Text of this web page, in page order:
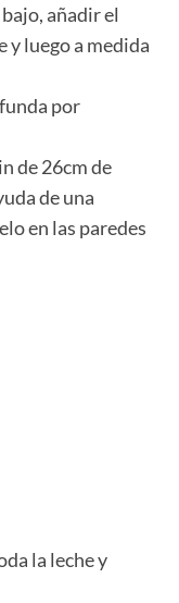
añadir el
y luego a medida
por
de 26cm de
de una
en las paredes
la leche y